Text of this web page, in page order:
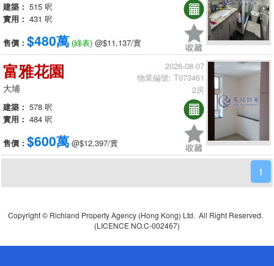
建築： 515 呎
實用： 431 呎
售價： $480萬 (綠表) @$11,137/實
富雅花園
大埔
建築： 578 呎
實用： 484 呎
售價： $600萬 @$12,397/實
2026-08-07
物業編號: T073461
2房
1
Copyright © Richland Property Agency (Hong Kong) Ltd. All Right Reserved.
(LICENCE NO.C-002467)